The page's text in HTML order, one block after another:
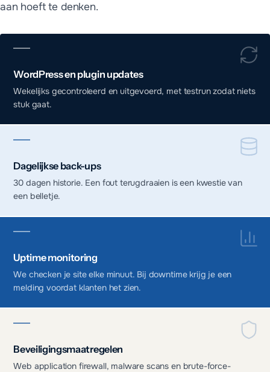
aan hoeft te denken.
WordPress en plugin updates
Wekelijks gecontroleerd en uitgevoerd, met testrun zodat niets
stuk gaat.
Dagelijkse back-ups
30 dagen historie. Een fout terugdraaien is een kwestie van
een belletje.
Uptime monitoring
We checken je site elke minuut. Bij downtime krijg je een
melding voordat klanten het zien.
Beveiligingsmaatregelen
Web application firewall, malware scans en brute-force-